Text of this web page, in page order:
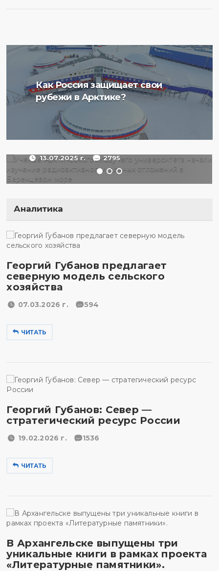
Как Россия защищает свои
рубежи в Арктике?
Ученые Арктического
плавучего университета
радиоактивности донных
отложений в Баренцевом
13.07.2025 г. 2795
Аналитика
Георгий Губанов предлагает
северную модель сельского
хозяйства
07.03.2026 г. 594
ЧИТАТЬ
Георгий Губанов: Север —
стратегический ресурс России
19.02.2026 г. 1536
ЧИТАТЬ
В Архангельске выпущены три
уникальные книги в рамках проекта
«Литературные памятники».